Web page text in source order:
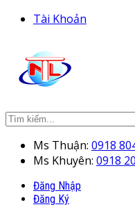
Tài Khoản
Ms Thuận: 0918
Ms Khuyên: 0918
Đăng Nhập
Đăng Ký